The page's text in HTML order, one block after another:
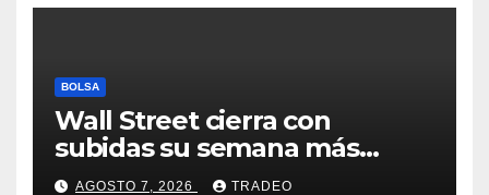
BOLSA
Wall Street cierra con
subidas su semana más
alcista desde abril
AGOSTO 7, 2026 TRADEO